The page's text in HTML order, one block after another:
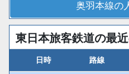
奥羽本線の
東日本旅客鉄道の最
日時 路線